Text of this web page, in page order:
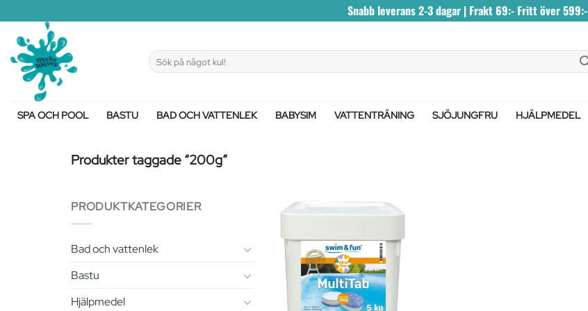
to
content
Snabb leverans 2-3 dagar | Frakt 69:- Fritt över 599:-
Sök
efter:
SPA OCH POOL BASTU BAD OCH VATTENLEK BABYSIM VATTENTRÄNING SJÖJUNGFRU HJÄLPMEDEL
Produkter taggade “200g”
PRODUKTKATEGORIER
Bad och vattenlek
Bastu
Hjälpmedel